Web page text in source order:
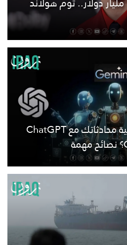
كيف تحمي خصوصية محادثاتك مع ChatGPT